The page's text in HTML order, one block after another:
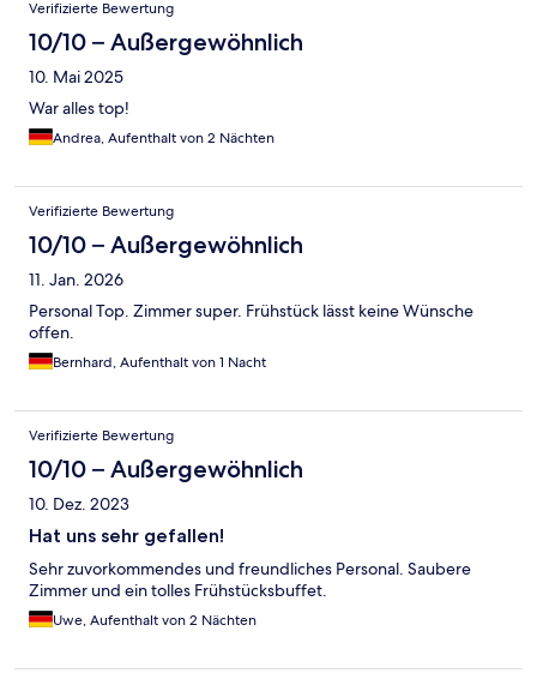
Verifizierte Bewertung
10/10 – Außergewöhnlich
10. Mai 2025
War alles top!
Andrea, Aufenthalt von 2 Nächten
Verifizierte Bewertung
10/10 – Außergewöhnlich
11. Jan. 2026
Personal Top. Zimmer super. Frühstück lässt keine Wünsche
offen.
Bernhard, Aufenthalt von 1 Nacht
Verifizierte Bewertung
10/10 – Außergewöhnlich
10. Dez. 2023
Hat uns sehr gefallen!
Sehr zuvorkommendes und freundliches Personal. Saubere
Zimmer und ein tolles Frühstücksbuffet.
Uwe, Aufenthalt von 2 Nächten